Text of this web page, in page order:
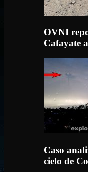
OVNI
Cafayate
Caso
cielo de